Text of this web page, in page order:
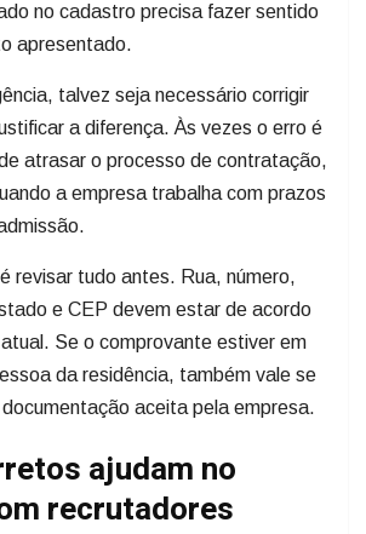
no cadastro precisa fazer sentido
apresentado.
talvez seja necessário corrigir
a diferença. Às vezes o erro é
atrasar o processo de contratação,
a empresa trabalha com prazos
revisar tudo antes. Rua, número,
e CEP devem estar de acordo
Se o comprovante estiver em
da residência, também vale se
aceita pela empresa.
ajudam no
recrutadores